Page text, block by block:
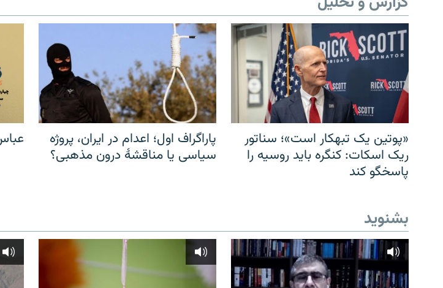
«پوتین یک تبهکار است»؛ سناتور
ریک اسکات: کنگره باید روسیه را
پاسخگو کند
پاراگراف اول؛ اعدام در ایران، پروژه
سیاسی یا مناقشهٔ درون مذهبی؟
بشنوید